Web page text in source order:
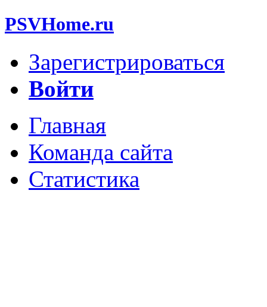
PSVHome.ru
Зарегистрироваться
Войти
Главная
Команда сайта
Статистика